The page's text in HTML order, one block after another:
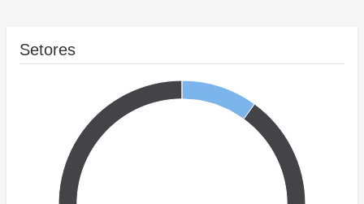
Setores